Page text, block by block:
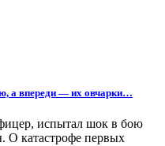
а впереди — их овчарки…
испытал шок в бою
О катастрофе первых